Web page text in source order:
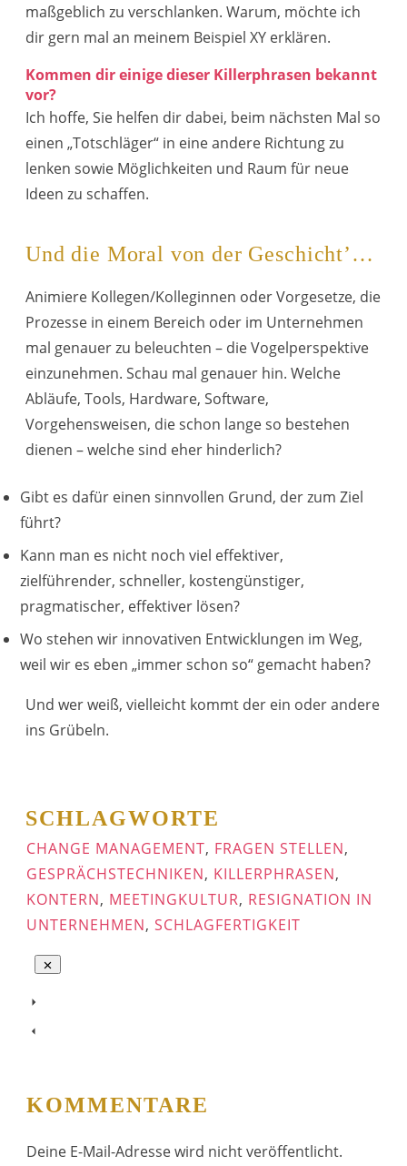
maßgeblich zu verschlanken. Warum, möchte ich
dir gern mal an meinem Beispiel XY erklären.
Kommen dir einige dieser Killerphrasen bekannt
vor?
Ich hoffe, Sie helfen dir dabei, beim nächsten Mal so
einen „Totschläger“ in eine andere Richtung zu
lenken sowie Möglichkeiten und Raum für neue
Ideen zu schaffen.
Und die Moral von der Geschicht’…
Animiere Kollegen/Kolleginnen oder Vorgesetze, die
Prozesse in einem Bereich oder im Unternehmen
mal genauer zu beleuchten – die Vogelperspektive
einzunehmen. Schau mal genauer hin. Welche
Abläufe, Tools, Hardware, Software,
Vorgehensweisen, die schon lange so bestehen
dienen – welche sind eher hinderlich?
Gibt es dafür einen sinnvollen Grund, der zum Ziel
führt?
Kann man es nicht noch viel effektiver,
zielführender, schneller, kostengünstiger,
pragmatischer, effektiver lösen?
Wo stehen wir innovativen Entwicklungen im Weg,
weil wir es eben „immer schon so“ gemacht haben?
Und wer weiß, vielleicht kommt der ein oder andere
ins Grübeln.
SCHLAGWORTE
CHANGE MANAGEMENT, FRAGEN STELLEN,
GESPRÄCHSTECHNIKEN, KILLERPHRASEN,
KONTERN, MEETINGKULTUR, RESIGNATION IN
UNTERNEHMEN, SCHLAGFERTIGKEIT
KOMMENTARE
Deine E-Mail-Adresse wird nicht veröffentlicht.